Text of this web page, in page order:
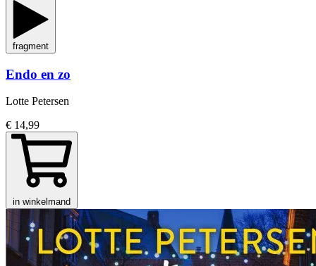
fragment
Endo en zo
Lotte Petersen
€ 14,99
in winkelmand